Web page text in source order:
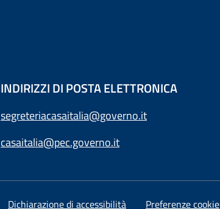
INDIRIZZI DI POSTA ELETTRONICA
segreteriacasaitalia@governo.it
casaitalia@pec.governo.it
Dichiarazione di accessibilità Preferenze cookie